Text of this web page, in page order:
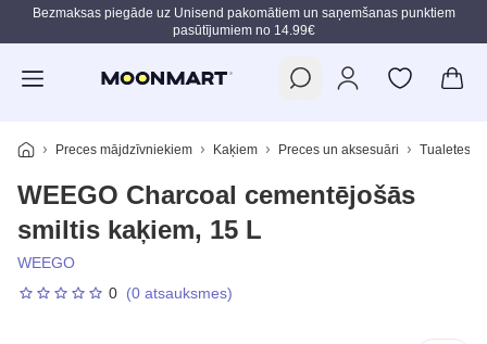
Pāriet uz galveno saturu
Bezmaksas piegāde uz Unisend pakomātiem un saņemšanas punktiem
pasūtījumiem no 14.99€
Preces mājdzīvniekiem Kaķiem Preces un aksesuāri Tualetes
WEEGO Charcoal cementējošās
smiltis kaķiem, 15 L
WEEGO
0 (0 atsauksmes)